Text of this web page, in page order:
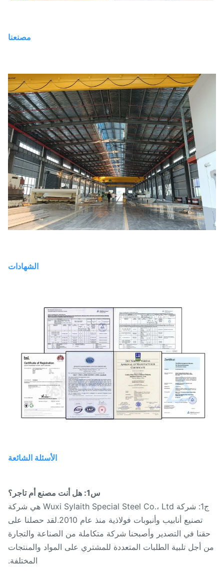
مصنعنا
الشهادات
الأسئلة الشائعة
ج1: شركة Wuxi Sylaith Special Steel Co.، Ltd هي شركة
تصنيع أنابيب وأنبوبات فولاذية منذ عام 2010.لقد حصلنا على
في التصدير وأصبحنا شركة متكاملة من الصناعة والتجارة
أجل تلبية الطلبات المتعددة للمشتري على المواد والمنتجات
المختلفة.